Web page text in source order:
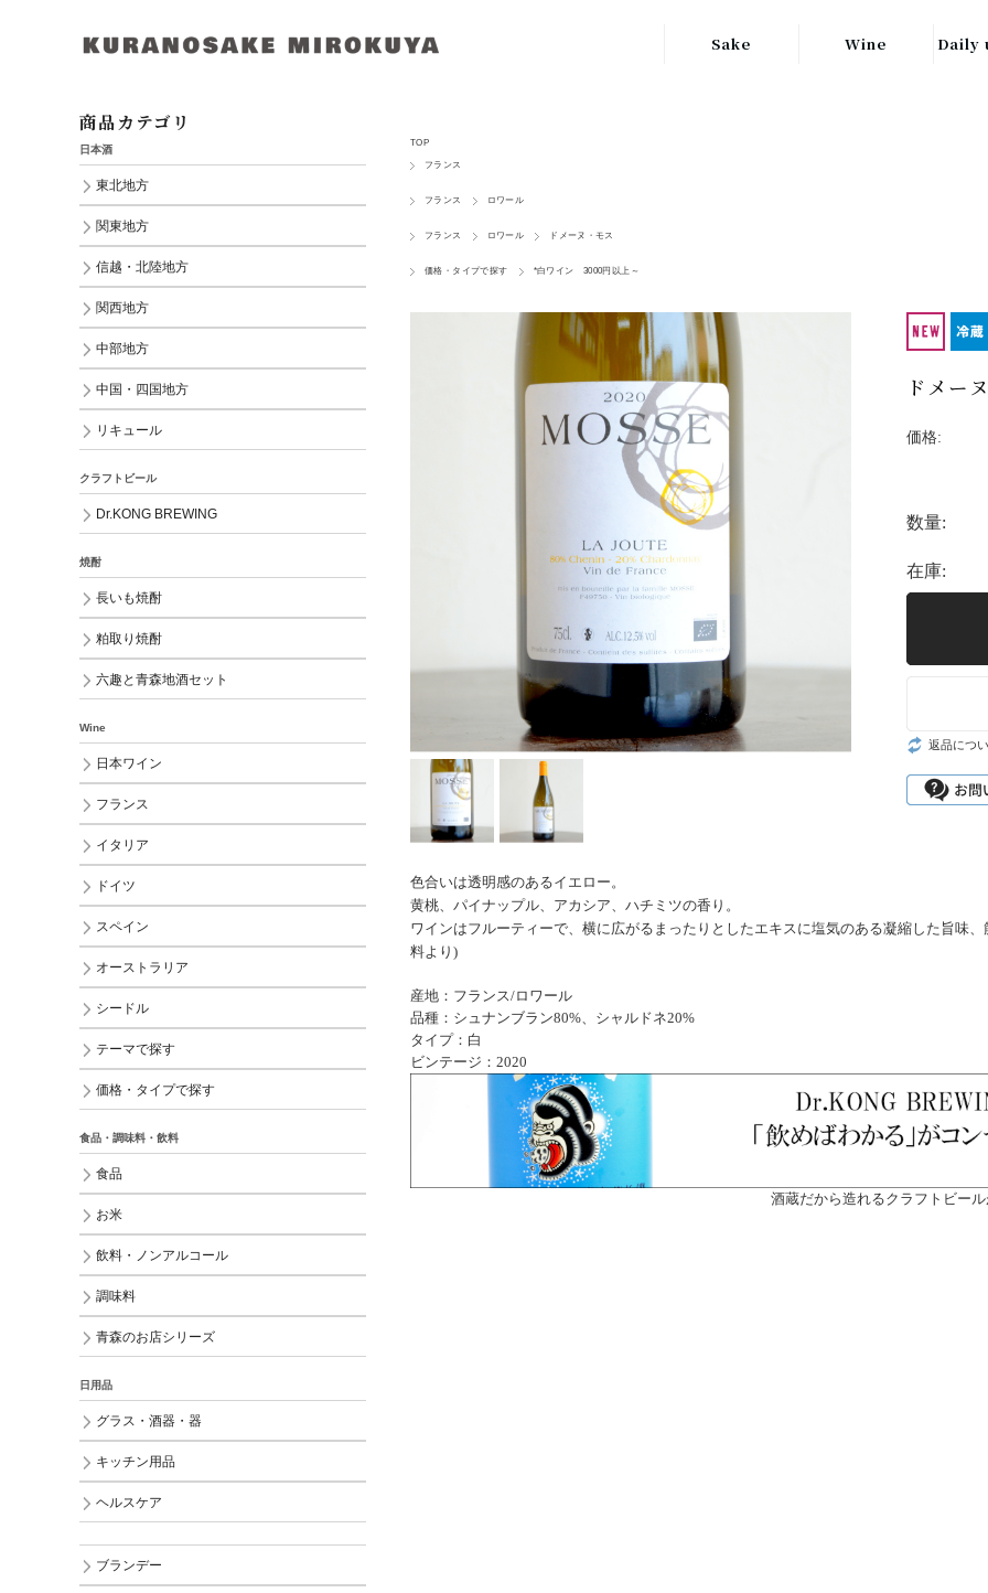
Sake
中部地方の地酒
中国・四国地方
の地酒
Wine Daily
TOP
フランス
フランス ロワール
フランス ロワール ドメーヌ・モス
価格・タイプで探す *白ワイン 3000円以上～
ドメー
価格:
数量:
在庫:
返品につ
色合いは透明感のあるイエロー。
黄桃、パイナップル、アカシア、ハチミツの香り。
ワインはフルーティーで、横に広がるまったりとしたエキスに塩気のある凝縮した旨味
料より)
産地：フランス/ロワール
品種：シュナンブラン80%、シャルドネ20%
タイプ：白
ビンテージ：2020
酒蔵だから造れるクラフトビー
商品カテゴリ
日本酒
東北地方
関東地方
信越・北陸地方
関西地方
中部地方
中国・四国地方
リキュール
クラフトビール
Dr.KONG BREWING
焼酎
長いも焼酎
粕取り焼酎
六趣と青森地酒セット
Wine
日本ワイン
フランス
イタリア
ドイツ
スペイン
オーストラリア
シードル
テーマで探す
価格・タイプで探す
食品・調味料・飲料
食品
お米
飲料・ノンアルコール
調味料
青森のお店シリーズ
日用品
グラス・酒器・器
キッチン用品
ヘルスケア
ブランデー